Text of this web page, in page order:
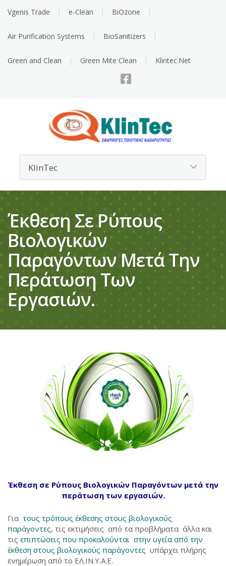
Vgenis Trade e-Clean BiOzone
Air Purification Systems BioSanitizers
Green and Clean Green Mite Clean Klintec.Net
Έκθεση Σε Ρύπους
Βιολογικών
Παραγόντων Μετά Την
Περάτωση Των
Εργασιών.
Έκθεση σε Ρύπους Βιολογικών Παραγόντων μετά την
περάτωση των εργασιών.
Για τους τρόπους έκθεσης στους βιολογικούς
παράγοντες, τις εκτιμήσεις από τα προβλήματα άλλα και
τις επιπτώσεις που προκαλούνται στην υγεία από την
έκθεση στους βιολογικούς παράγοντες υπάρχει πλήρης
ενημέρωση από το EΛ.ΙΝ.Υ.Α.Ε.